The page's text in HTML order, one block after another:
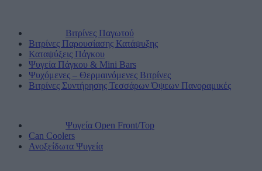
Βιτρίνες Παγωτού
Βιτρίνες Παρουσίασης Κατάψυξης
Καταψύξεις Πάγκου
Ψυγεία Πάγκου & Mini Bars
Ψυχόμενες – Θερμαινόμενες Βιτρίνες
Βιτρίνες Συντήρησης Τεσσάρων Όψεων Πανοραμικές
Ψυγεία Open Front/Top
Can Coolers
Ανοξείδωτα Ψυγεία